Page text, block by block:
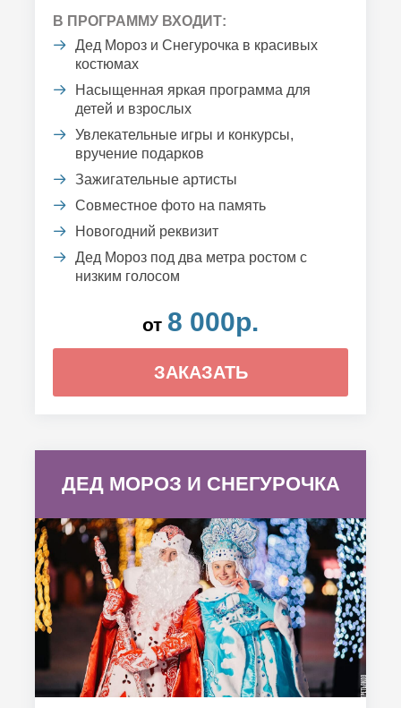
В ПРОГРАММУ ВХОДИТ:
Дед Мороз и Снегурочка в красивых
костюмах
Насыщенная яркая программа для
детей и взрослых
Увлекательные игры и конкурсы,
вручение подарков
Зажигательные артисты
Совместное фото на память
Новогодний реквизит
Дед Мороз под два метра ростом с
низким голосом
от 8 000р.
ЗАКАЗАТЬ
ДЕД МОРОЗ И СНЕГУРОЧКА